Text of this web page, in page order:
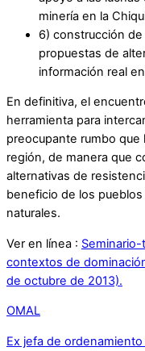
minería en la
6) construcción
propuestas de
información real
En definitiva, el
herramienta para
preocupante rumbo
región, de manera que
alternativas de
beneficio de los
naturales.
Ver en línea : Seminario-
contextos de
de octubre de 2013).
OMAL
Ex jefa de